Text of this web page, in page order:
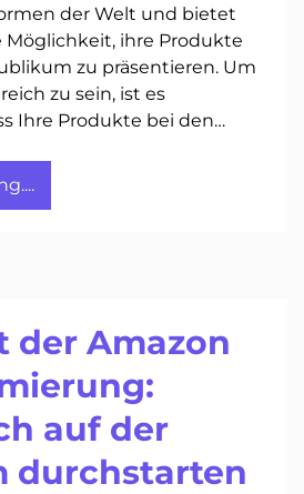
der Welt und bietet
ihre Produkte
zu präsentieren. Um
zu sein, ist es
Ihre Produkte bei den…
der Amazon
auf der
durchstarten